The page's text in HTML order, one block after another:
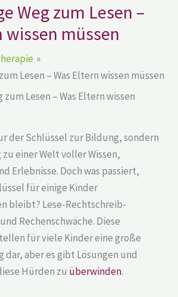
Weg zum Lesen –
wissen müssen
Lesen – Was Eltern wissen müssen
Lesen – Was Eltern wissen
der Schlüssel zur Bildung, sondern
einer Welt voller Wissen,
Erlebnisse. Doch was passiert,
für einige Kinder
bleibt? Lese-Rechtschreib-
Rechenschwäche. Diese
für viele Kinder eine große
dar, aber es gibt Lösungen und
Hürden zu überwinden.